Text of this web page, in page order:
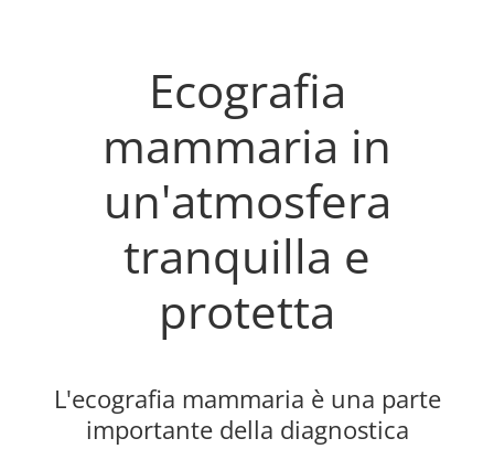
Ecografia
mammaria in
un'atmosfera
tranquilla e
protetta
L'ecografia mammaria è una parte
importante della diagnostica